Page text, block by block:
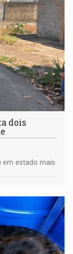
dois
em estado mais